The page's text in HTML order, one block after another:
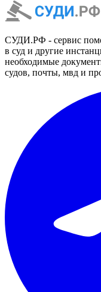
СУДИ.РФ - сервис
в суд и другие
необходимые
судов, почты, мвд и